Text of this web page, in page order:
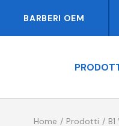
BARBERI OEM
Home Prodotti